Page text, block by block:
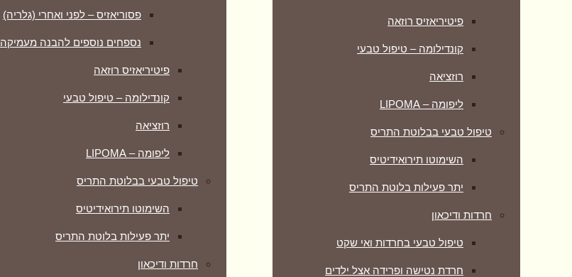
פיטיריאזיס רוזאה
קונדילומה – טיפול טבעי
רוזציאה
ליפומה – LIPOMA
טיפול טבעי בבלוטת התריס
השימוטו תירואידיטיס
יתר פעילות בלוטת התריס
חרדות ודיכאון
טיפול טבעי בחרדות ואי שקט
חרדת נטישה ופרידה אצל ילדים
פסוריאזיס – לפני ואחרי (גלריה)
נספחים נוספים להבנה מעמיקה
פיטיריאזיס רוזאה
קונדילומה – טיפול טבעי
רוזציאה
ליפומה – LIPOMA
טיפול טבעי בבלוטת התריס
השימוטו תירואידיטיס
יתר פעילות בלוטת התריס
חרדות ודיכאון